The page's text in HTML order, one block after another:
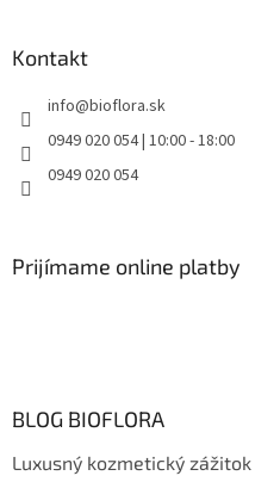
Kontakt
info@bioflora.sk
0949 020 054 | 10:00 - 18:00
0949 020 054
Prijímame online platby
BLOG BIOFLORA
Luxusný kozmetický zážitok